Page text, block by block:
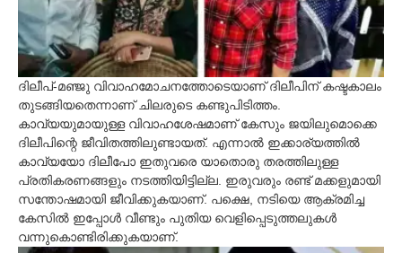
ദിലീപ്-മഞ്ജു വിവാഹമോചനത്തോടെയാണ് ദിലീപിന് കഷ്ടകാലം
തുടങ്ങിയതെന്നാണ് ചിലരുടെ കണ്ടുപിടിത്തം.
കാവ്യയുമായുള്ള വിവാഹശേഷമാണ് കേസും ജയിലുമൊക്കെ
ദിലീപിന്റെ ജീവിതത്തിലുണ്ടായത്. എന്നാല്‍ ഇക്കാര്യത്തില്‍
കാവ്യയോ ദിലീപോ ഇതുവരെ യാതൊരു തരത്തിലുള്ള
പ്രതികരണങ്ങളും നടത്തിയിട്ടില്ല. ഇരുവരും രണ്ട് മക്കളുമായി
സന്തോഷമായി ജീവിക്കുകയാണ്. പക്ഷെ, നടിയെ ആക്രമിച്ച
കേസില്‍ ഇപ്പോള്‍ വീണ്ടും പുതിയ വെളിപ്പെടുത്തലുകള്‍
വന്നുകൊണ്ടിരിക്കുകയാണ്.